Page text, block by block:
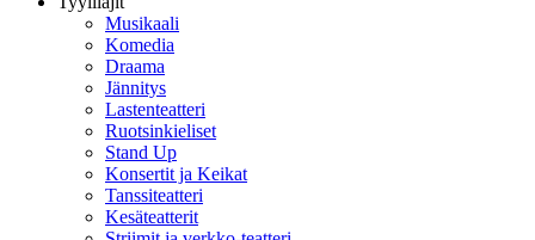
Musikaali
Komedia
Draama
Jännitys
Lastenteatteri
Ruotsinkieliset
Stand Up
Konsertit ja Keikat
Tanssiteatteri
Kesäteatterit